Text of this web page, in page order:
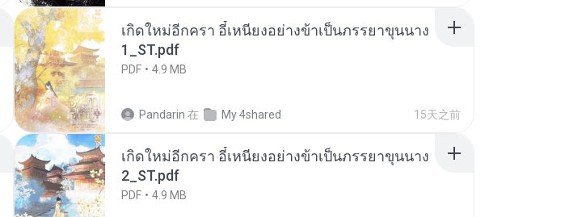
เกิดใหม่อีกครา อี๋เหนียงอย่างข้าเป็นภรรยาขุนนาง
1_ST.pdf
PDF 4.9 MB
Pandarin 在 My 4shared 15天之前
เกิดใหม่อีกครา อี๋เหนียงอย่างข้าเป็นภรรยาขุนนาง
2_ST.pdf
PDF 4.9 MB